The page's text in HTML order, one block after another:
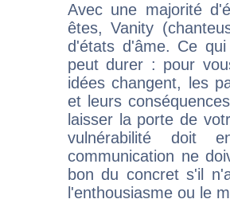
Avec une majorité
êtes, Vanity
d'états d'âme. Ce
peut durer : pour
idées changent, les
et leurs
laisser la porte de
vulnérabilité doit
communication ne
bon du concret s'il
l'enthousiasme ou le